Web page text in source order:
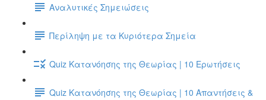
Αναλυτικές Σημειώσεις
Περίληψη με τα Κυριότερα Σημεία
Quiz Κατανόησης της Θεωρίας | 10 Ερωτήσεις
Quiz Κατανόησης της Θεωρίας | 10 Απαντήσεις &